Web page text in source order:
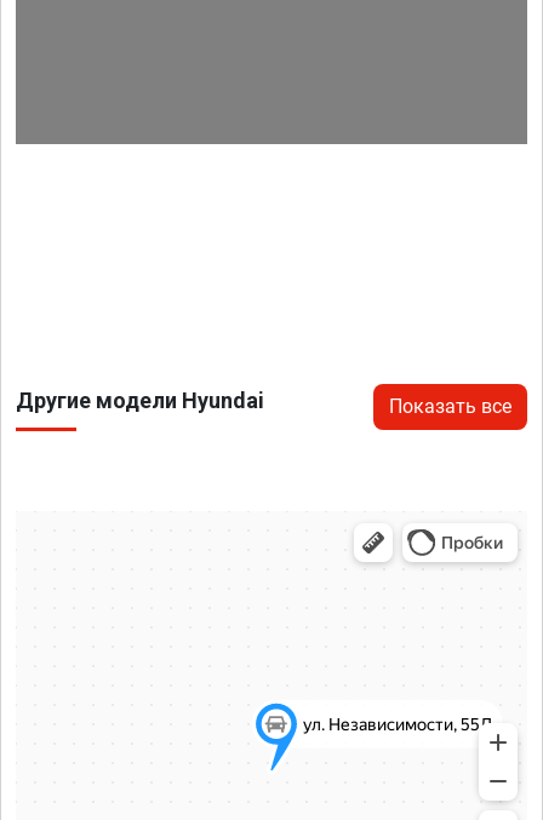
Другие модели Hyundai Показать все